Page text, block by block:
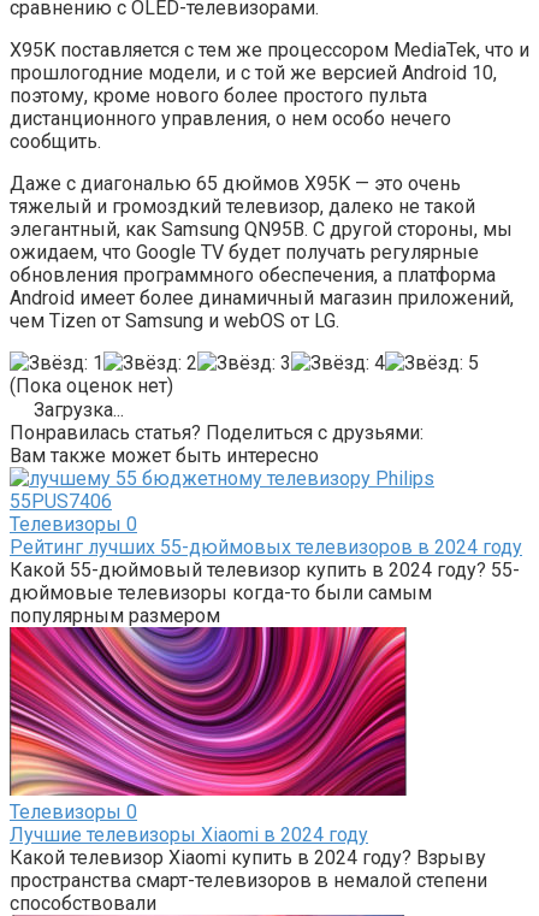
сравнению с OLED-телевизорами.
X95K поставляется с тем же процессором MediaTek, что и
прошлогодние модели, и с той же версией Android 10,
поэтому, кроме нового более простого пульта
дистанционного управления, о нем особо нечего
сообщить.
Даже с диагональю 65 дюймов X95K — это очень
тяжелый и громоздкий телевизор, далеко не такой
элегантный, как Samsung QN95B. С другой стороны, мы
ожидаем, что Google TV будет получать регулярные
обновления программного обеспечения, а платформа
Android имеет более динамичный магазин приложений,
чем Tizen от Samsung и webOS от LG.
(Пока оценок нет)
Загрузка...
Понравилась статья? Поделиться с друзьями:
Вам также может быть интересно
Телевизоры 0
Рейтинг лучших 55-дюймовых телевизоров в 2024 году
Какой 55-дюймовый телевизор купить в 2024 году? 55-
дюймовые телевизоры когда-то были самым
популярным размером
Телевизоры 0
Лучшие телевизоры Xiaomi в 2024 году
Какой телевизор Xiaomi купить в 2024 году? Взрыву
пространства смарт-телевизоров в немалой степени
способствовали